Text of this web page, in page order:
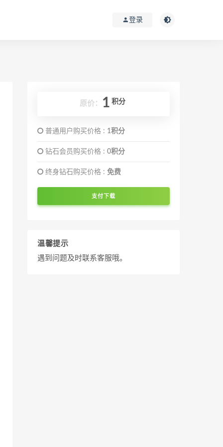
登录
原价： 1 积分
普通用户购买价格 : 1积分
钻石会员购买价格 : 0积分
终身钻石购买价格 : 免费
支付下载
温馨提示
遇到问题及时联系客服哦。